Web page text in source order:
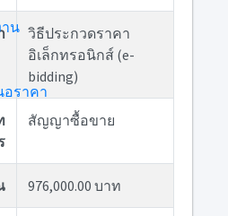
วิธีประกวดราคา
อิเล็กทรอนิกส์ (e-
bidding)
สัญญาซื้อขาย
976,000.00 บาท
น
อราคา